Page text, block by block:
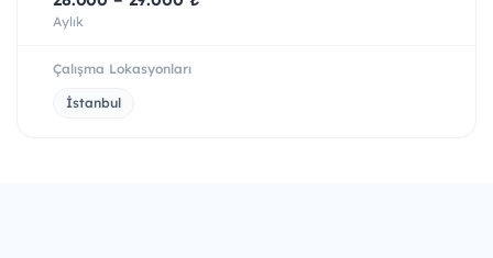
Aylık
Çalışma Lokasyonları
İstanbul